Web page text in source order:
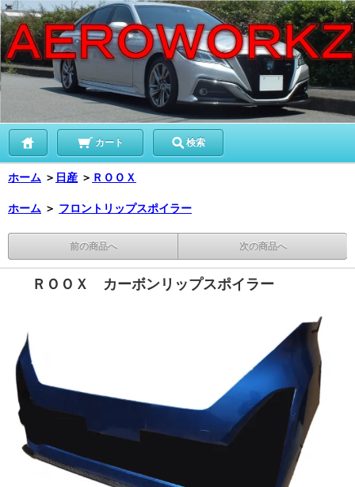
カート 検索
ホーム ＞ 日産 ＞ ＲＯＯＸ
ホーム ＞ フロントリップスポイラー
前の商品へ 次の商品へ
ＲＯＯＸ カーボンリップスポイラー